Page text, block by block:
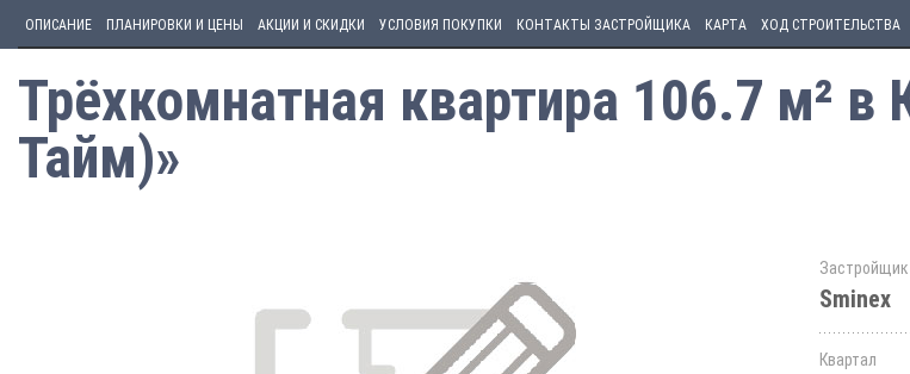
ОПИСАНИЕ ПЛАНИРОВКИ И ЦЕНЫ АКЦИИ И СКИДКИ УСЛОВИЯ ПОКУПКИ КОНТАКТЫ ЗАСТРОЙЩИКА КАРТА ХОД СТРОИТЕЛЬСТВА
Трёхкомнатная квартира 106.7 м²
Тайм)»
Застройщик
Sminex
Квартал